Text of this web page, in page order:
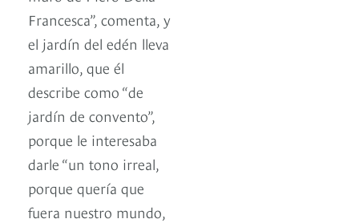
Francesca”, comenta, y
el jardín del edén lleva
amarillo, que él
describe como “de
jardín de convento”,
porque le interesaba
darle “un tono irreal,
porque quería que
fuera nuestro mundo,